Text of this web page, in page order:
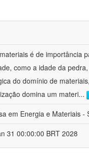
é de importância
como a idade da
do domínio de
domina um materi...
em Energia e Materiais -
31 00:00:00 BRT 2028